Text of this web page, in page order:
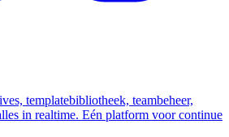
templatebibliotheek, teambeheer,
in realtime. Eén platform voor continue